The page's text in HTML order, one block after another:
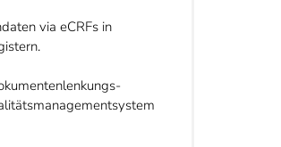
via eCRFs in